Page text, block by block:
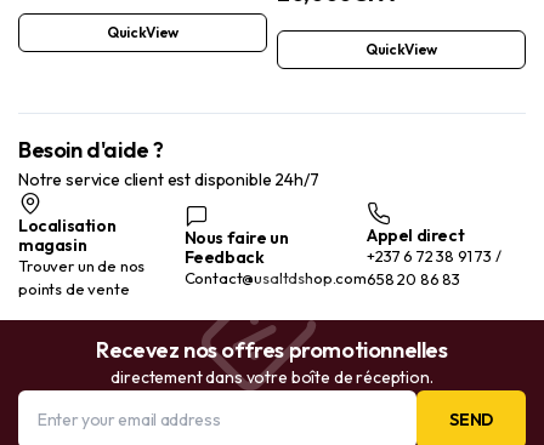
– Favorise la santé des cheveux,
de la peau, des ongles et des
articulations – 60 comprimés
QuickView
hyaluronique – 15 g de collagène
par portion – Améliore l’élasticité
QuickView
Besoin d'aide ?
Notre service client est disponible 24h/7
Localisation
magasin
Trouver un de nos
points de vente
Nous faire un
Feedback
Contact@usaltdshop.com
Appel direct
+237 6 72 38 91 73 /
658 20 86 83
Recevez nos offres promotionnelles
directement dans votre boîte de réception.
SEND